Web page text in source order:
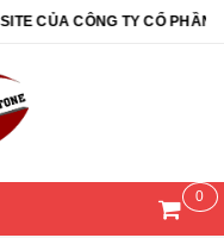
CỦA CÔNG TY CỔ PHẦN
0